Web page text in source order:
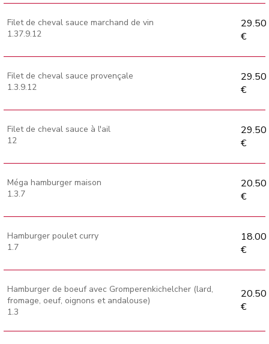
Filet de cheval sauce marchand de vin
1.37.9.12
29.50
€
Filet de cheval sauce provençale
1.3.9.12
29.50
€
Filet de cheval sauce à l'ail
12
29.50
€
Méga hamburger maison
1.3.7
20.50
€
Hamburger poulet curry
1.7
18.00
€
Hamburger de boeuf avec Gromperenkichelcher (lard,
fromage, oeuf, oignons et andalouse)
1.3
20.50
€